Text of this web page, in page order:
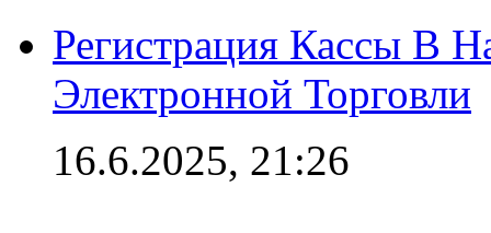
Регистрация Кассы В
Электронной Торговли
16.6.2025, 21:26